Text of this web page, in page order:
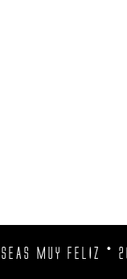
SEAS MUY FELIZ ©